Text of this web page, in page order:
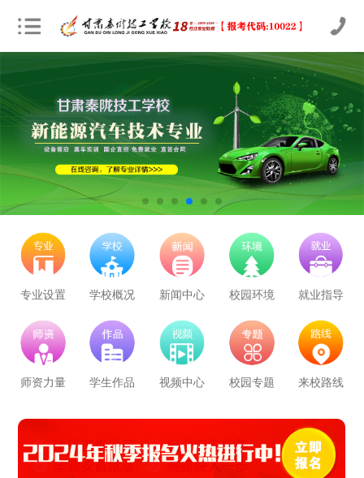
专业设置 学校概况 新闻中心 校园环境 就业指导
师资力量 学生作品 视频中心 校园专题 来校路线
学校里面的漂亮女孩子多不多呀
报名要带哪些东西
毕业以后的就业率怎么样呀
学校环境怎么样啊 视频上看上去还挺不 错的 有实地去看过的么
农业机械运维 30 24 技能证书+学历证书 立即预约
技能证书+学历证书 立即预约
计算机应用与维修 41 技能证书+学历证书 立即预约
幼儿教育 150 122 技能证书+学历证书 立即预约
轨道交通车辆运检 50 41 技能证书+学历证书 立即预约
铁路客运服务 150 122 技能证书+学历证书 立即预约
新能源汽车技术 150 122 技能证书+学历证书 立即预约
公路施工与养护 30 24 技能证书+学历证书 立即预约
电子商务 30 24 技能证书+学历证书 立即预约
电梯工程技术 30 24 技能证书+学历证书 立即预约
立即预约
美容美发 50 41 技能证书+学历证书 立即预约